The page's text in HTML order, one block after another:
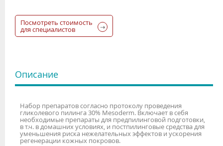
Посмотреть стоимость
для специалистов
Описание
Набор препаратов согласно протоколу проведения
гликолевого пилинга 30% Mesoderm. Включает в себя
необходимые препараты для предпилинговой подготовки,
в т.ч. в домашних условиях, и постпилинговые средства для
уменьшения риска нежелательных эффектов и ускорения
регенерации кожных покровов.